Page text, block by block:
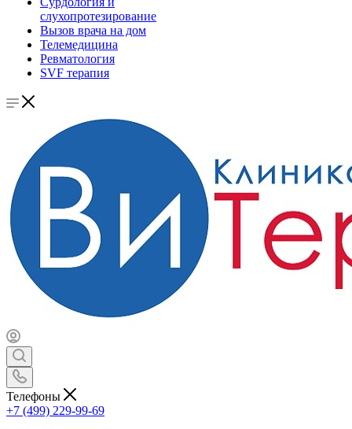
слухопротезирование
Вызов врача на дом
Телемедицина
Ревматология
SVF терапия
Телефоны
+7 (499) 229-99-69